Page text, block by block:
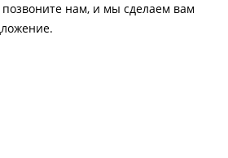
позвоните нам, и мы сделаем вам